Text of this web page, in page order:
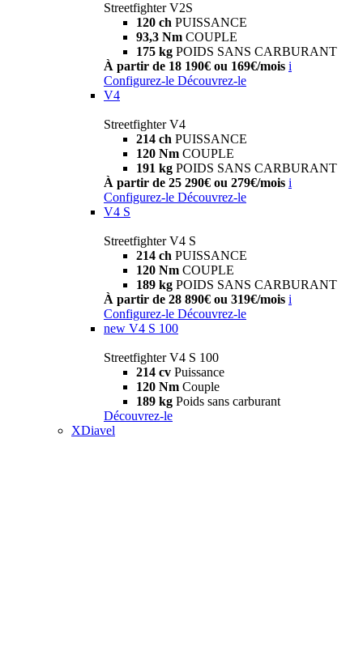
Streetfighter V2S
120 ch PUISSANCE
93,3 Nm COUPLE
175 kg POIDS SANS CARBURANT
À partir de 18 190€ ou 169€/mois i
Configurez-le Découvrez-le
V4
Streetfighter V4
214 ch PUISSANCE
120 Nm COUPLE
191 kg POIDS SANS CARBURANT
À partir de 25 290€ ou 279€/mois i
Configurez-le Découvrez-le
V4 S
Streetfighter V4 S
214 ch PUISSANCE
120 Nm COUPLE
189 kg POIDS SANS CARBURANT
À partir de 28 890€ ou 319€/mois i
Configurez-le Découvrez-le
new V4 S 100
Streetfighter V4 S 100
214 cv Puissance
120 Nm Couple
189 kg Poids sans carburant
Découvrez-le
XDiavel